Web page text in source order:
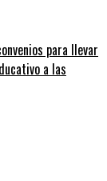
para llevar
a las